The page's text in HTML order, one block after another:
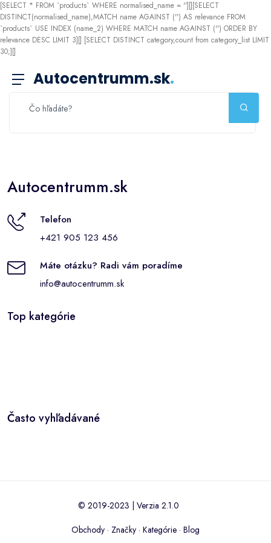
[SELECT * FROM `products` WHERE normalised_name = ''][][SELECT
DISTINCT(normalised_name),MATCH name AGAINST ('') AS relevance FROM
`products` USE INDEX (name_2) WHERE MATCH name AGAINST ('') ORDER BY
relevance DESC LIMIT 3][] [SELECT DISTINCT category,count from category_list LIMIT
30;][]
Autocentrumm.sk.
Autocentrumm.sk
Telefon
+421 905 123 456
Máte otázku? Radi vám poradíme
info@autocentrumm.sk
Top kategórie
Často vyhľadávané
© 2019-2023 | Verzia 2.1.0
Obchody · Značky · Kategórie · Blog